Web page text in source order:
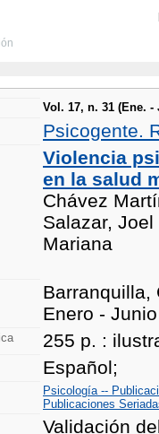
Vol. 17, n. 31 (Ene. -
Psicogente.
Violencia
en la salud
Chávez
Salazar,
Mariana
Barranquilla,
Enero -
255 p. :
Español;
Psicología --
Publicaciones
Validación